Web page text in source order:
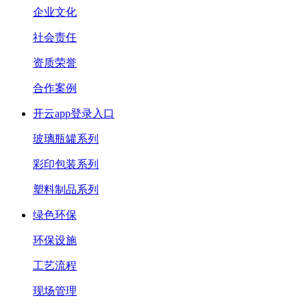
企业文化
社会责任
资质荣誉
合作案例
开云app登录入口
玻璃瓶罐系列
彩印包装系列
塑料制品系列
绿色环保
环保设施
工艺流程
现场管理